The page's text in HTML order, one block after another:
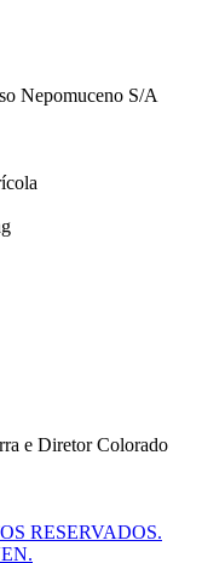
Nepomuceno S/A
e Diretor Colorado
RESERVADOS.